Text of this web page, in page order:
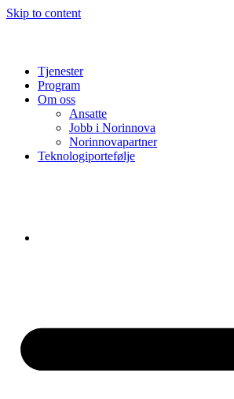
Skip to content
Tjenester
Program
Om oss
Ansatte
Jobb i Norinnova
Norinnovapartner
Teknologiportefølje